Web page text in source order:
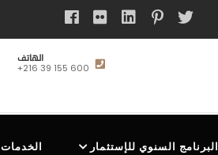
الهاتف
+216 39 155 600
البرنامج السنوي للإستثمار الخدمات